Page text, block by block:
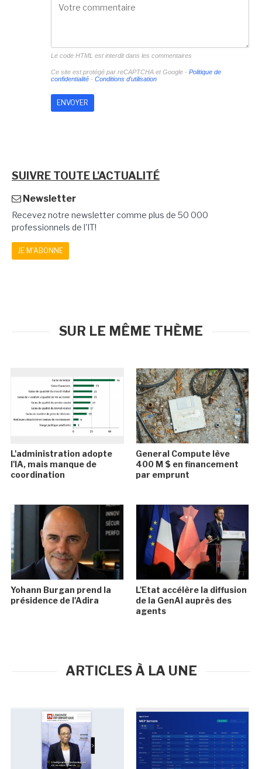
Le code HTML est interdit dans les commentaires
Ce site est protégé par reCAPTCHA et Google - Politique de
confidentialité- Conditions d'utilisation
SUIVRE TOUTE L'ACTUALITÉ
Newsletter
Recevez notre newsletter comme plus de 50 000
professionnels de l'IT!
JE M'ABONNE
SUR LE MÊME THÈME
L'administration adopte
l'IA, mais manque de
coordination
General Compute lève
400 M $ en financement
par emprunt
Yohann Burgan prend la
présidence de l'Adira
L'Etat accélère la diffusion
de la GenAI auprès des
agents
ARTICLES À LA UNE